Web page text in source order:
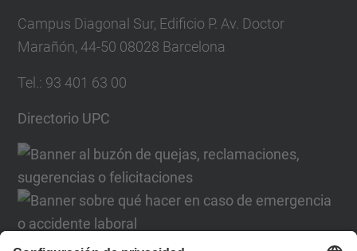
Campus Diagonal Sur, Edificio P. Av. Doctor
Marañón, 44-50 08028 Barcelona
Tel. : 93 401 63 00
Directorio UPC